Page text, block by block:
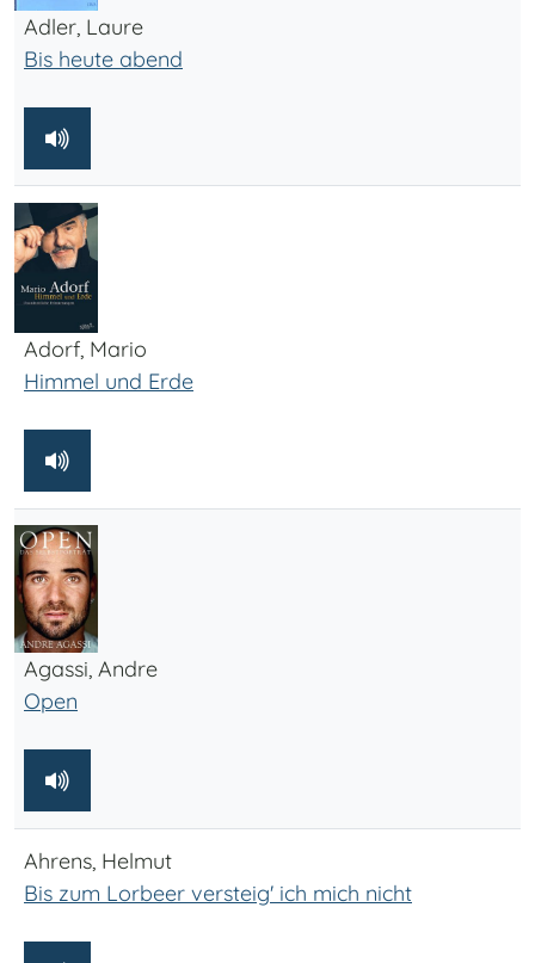
Adler, Laure
Bis heute abend
Adorf, Mario
Himmel und Erde
Agassi, Andre
Open
Ahrens, Helmut
Bis zum Lorbeer versteig' ich mich nicht